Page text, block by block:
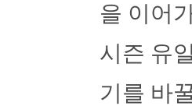
을 이어
시즌 유
기를 바